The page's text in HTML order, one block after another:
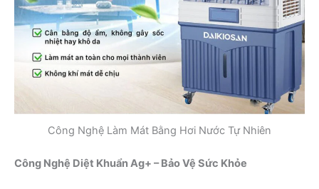
Công Nghệ Làm Mát Bằng Hơi Nước Tự Nhiên
Công Nghệ Diệt Khuẩn Ag+ – Bảo Vệ Sức Khỏe